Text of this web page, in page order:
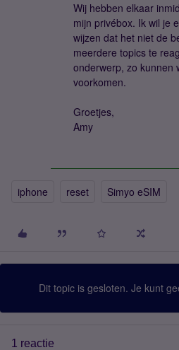
Wij hebben elkaar
mijn privébox. Ik wil je
wijzen dat het niet de
meerdere topics te
onderwerp, zo kunnen
voorkomen.
Groetjes,
Amy
iphone reset Simyo eSIM
Dit topic is gesloten. Je kunt
1 reactie